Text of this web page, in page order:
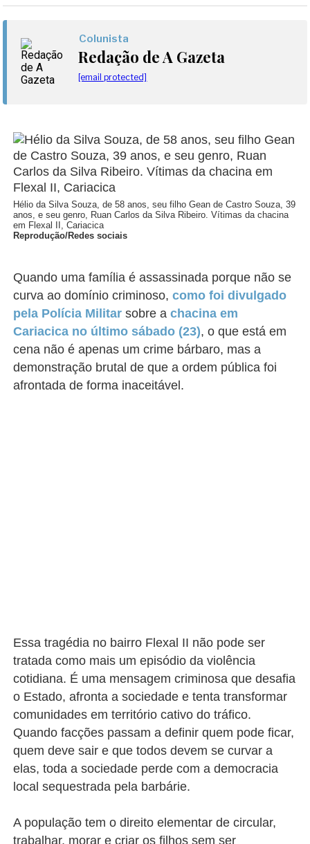
Colunista
Redação de A Gazeta
[email protected]
Hélio da Silva Souza, de 58 anos, seu filho Gean de Castro Souza, 39
anos, e seu genro, Ruan Carlos da Silva Ribeiro. Vítimas da chacina
em Flexal II, Cariacica
Reprodução/Redes sociais
Quando uma família é assassinada porque não se
curva ao domínio criminoso,como foi divulgado
pela Polícia Militarsobre achacina em
Cariacica no último sábado (23), o que está em
cena não é apenas um crime bárbaro, mas a
demonstração brutal de que a ordem pública foi
afrontada de forma inaceitável.
Essa tragédia no bairro Flexal II não pode ser
tratada como mais um episódio da violência
cotidiana. É uma mensagem criminosa que desafia
o Estado, afronta a sociedade e tenta transformar
comunidades em território cativo do tráfico.
Quando facções passam a definir quem pode ficar,
quem deve sair e que todos devem se curvar a
elas, toda a sociedade perde com a democracia
local sequestrada pela barbárie.
A população tem o direito elementar de circular,
trabalhar, morar e criar os filhos sem ser